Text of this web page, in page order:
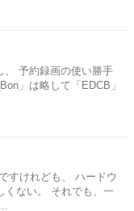
、 予約録画の使い勝手
」は略して「EDCB」
すけれども、 ハードウ
くない。 それでも、一